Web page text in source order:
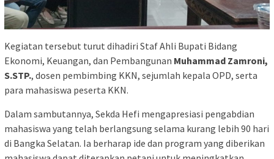
Kegiatan tersebut turut dihadiri Staf Ahli Bupati Bidang
Ekonomi, Keuangan, dan Pembangunan Muhammad Zamroni,
S.STP., dosen pembimbing KKN, sejumlah kepala OPD, serta
para mahasiswa peserta KKN.
Dalam sambutannya, Sekda Hefi mengapresiasi pengabdian
mahasiswa yang telah berlangsung selama kurang lebih 90 hari
di Bangka Selatan. Ia berharap ide dan program yang diberikan